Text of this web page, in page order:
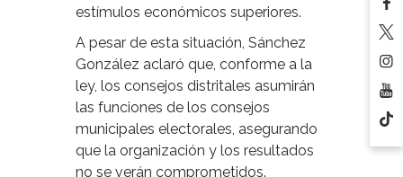
estímulos económicos superiores.
A pesar de esta situación, Sánchez
González aclaró que, conforme a la
ley, los consejos distritales asumirán
las funciones de los consejos
municipales electorales, asegurando
que la organización y los resultados
no se verán comprometidos.